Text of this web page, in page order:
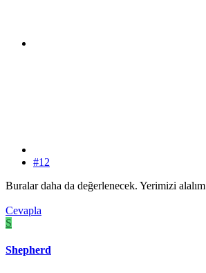
#12
Buralar daha da değerlenecek. Yerimizi
Cevapla
S
Shepherd